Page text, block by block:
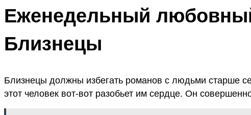
Еженедельный
Близнецы
Близнецы должны избегать романов с людьми старше
этот человек вот-вот разобьет им сердце. Он